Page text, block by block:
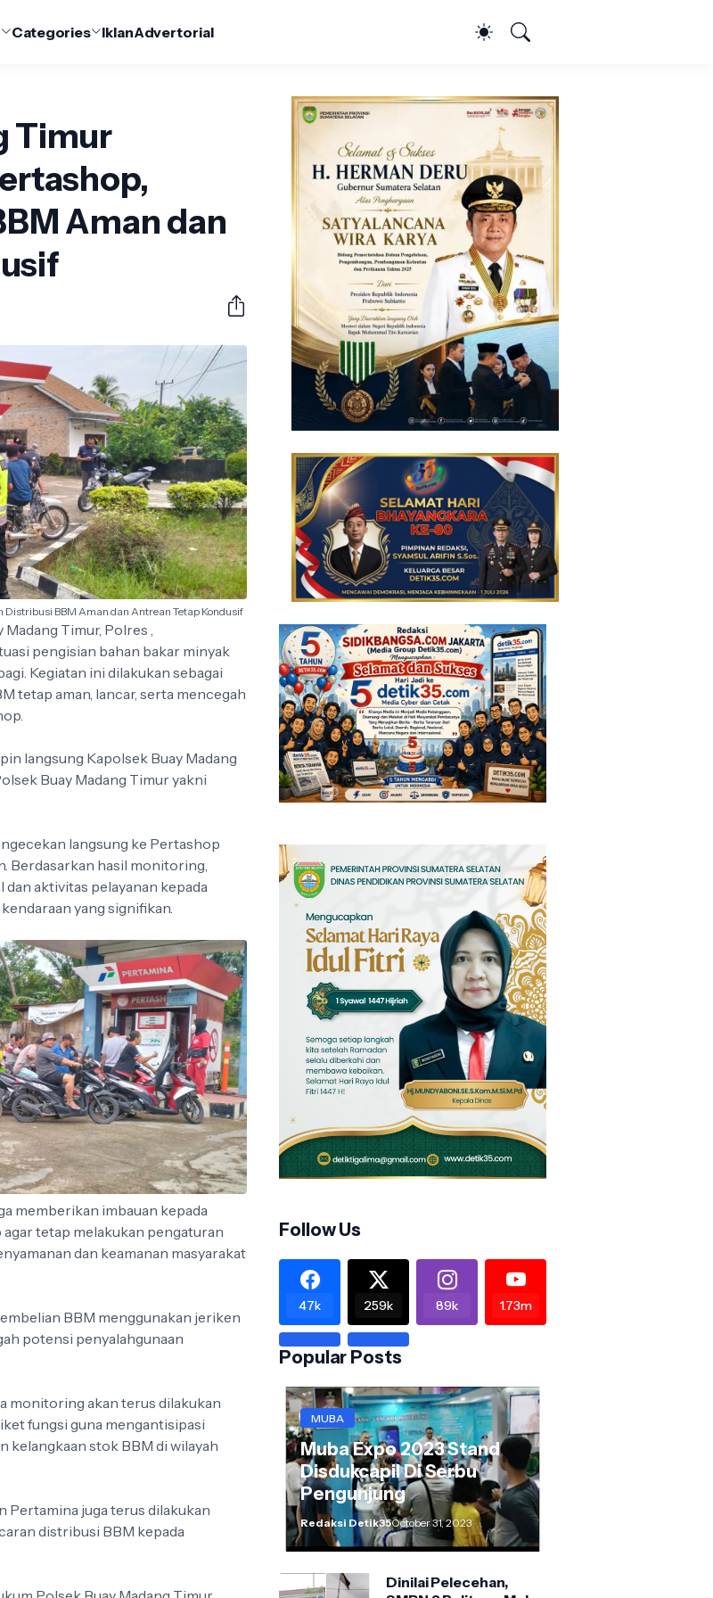
Categories IklanAdvertorial
Timur
Aman dan
BBM Aman dan Antrean Tetap Kondusif
Timur, Polres ,
pengisian bahan bakar minyak
Kegiatan ini dilakukan sebagai
tetap aman, lancar, serta mencegah
langsung Kapolsek Buay Madang
Buay Madang Timur yakni
langsung ke Pertashop
Berdasarkan hasil monitoring,
aktivitas pelayanan kepada
yang signifikan.
memberikan imbauan kepada
tetap melakukan pengaturan
dan keamanan masyarakat
BBM menggunakan jeriken
potensi penyalahgunaan
monitoring akan terus dilakukan
fungsi guna mengantisipasi
kelangkaan stok BBM di wilayah
Pertamina juga terus dilakukan
distribusi BBM kepada
Follow Us
47k 259k 89k 1.73m
Popular Posts
MUBA
Muba Expo 2023 Stand
Disdukcapil Di Serbu
Pengunjung
Redaksi Detik35October 31, 2023
Dinilai Pelecehan,